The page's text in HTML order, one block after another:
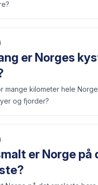
er Norges
mange kilometer hele
og fjorder?
er Norge på